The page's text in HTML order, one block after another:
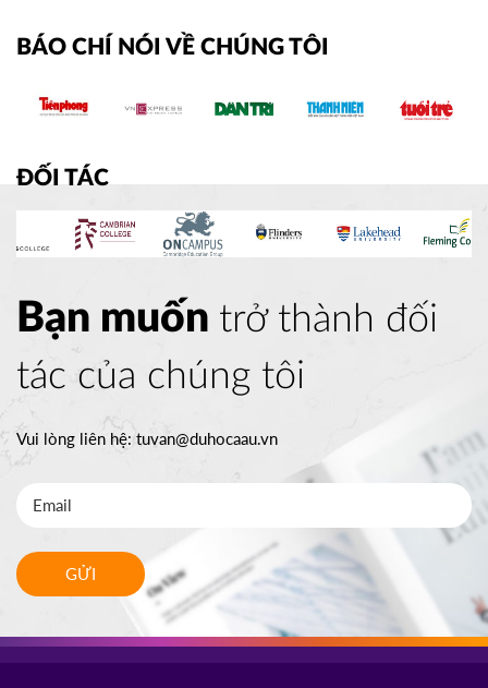
BÁO CHÍ NÓI VỀ CHÚNG TÔI
ĐỐI TÁC
Bạn muốn trở thành đối
tác của chúng tôi
Vui lòng liên hệ:tuvan@duhocaau.vn
GỬI